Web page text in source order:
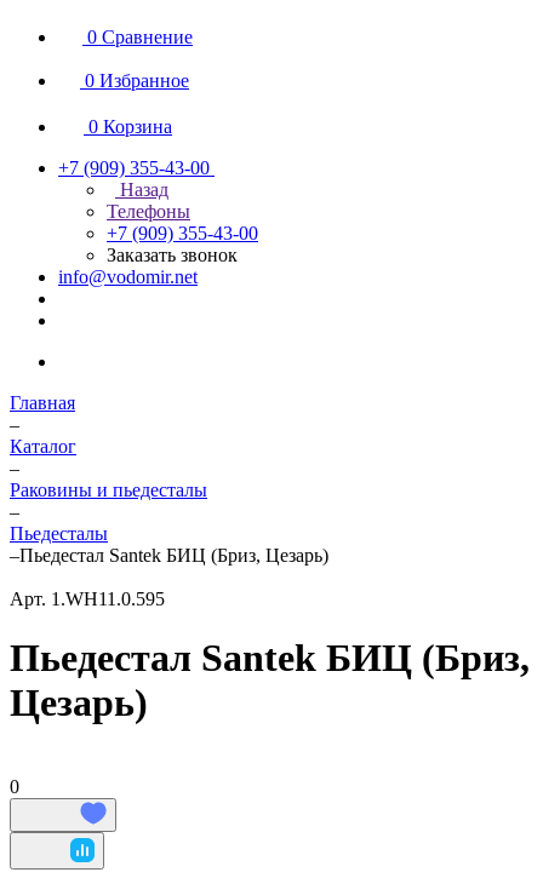
0 Сравнение
0 Избранное
0 Корзина
+7 (909) 355-43-00
Назад
Телефоны
+7 (909) 355-43-00
Заказать звонок
info@vodomir.net
Главная
–
Каталог
–
Раковины и пьедесталы
–
Пьедесталы
–Пьедестал Santek БИЦ (Бриз, Цезарь)
Арт. 1.WH11.0.595
Пьедестал Santek БИЦ (Бриз,
Цезарь)
0